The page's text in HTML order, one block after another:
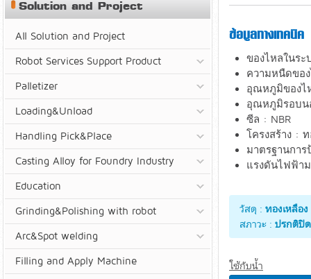
ข้อมูลทางเทคนิค
ของไหลในร
ความหนืดขอ
อุณหภูมิของไ
อุณหภูมิรอบน
ซีล : NBR
โครงสร้าง : ท
มาตรฐานกา
แรงดันไฟฟ้า
วัสดุ : ทองเหลือง
สภาวะ : ปรกติปิด
ใช้กับน้ำ
Solution and Project
All Solution and Project
Robot Services Support Product
Palletizer
Loading&Unload
Handling Pick&Place
Casting Alloy for Foundry Industry
Education
Grinding&Polishing with robot
Arc&Spot welding
Filling and Apply Machine